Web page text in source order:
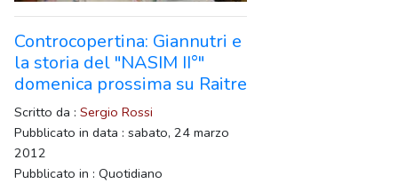
Controcopertina: Giannutri e
la storia del "NASIM II°"
domenica prossima su Raitre
Scritto da : Sergio Rossi
Pubblicato in data : sabato, 24 marzo
2012
Pubblicato in : Quotidiano